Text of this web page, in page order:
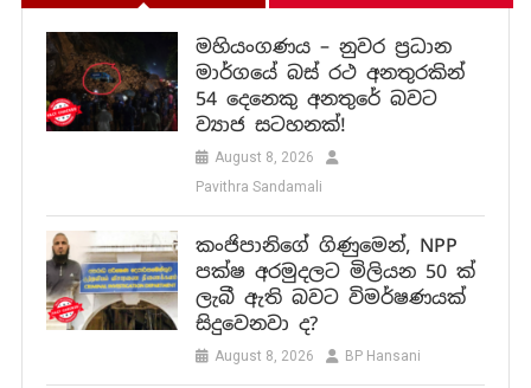
මහියංගණය – නුවර ප්‍රධාන
මාර්ගයේ බස් රථ අනතුරකින්
54 දෙනෙකු අනතුරේ බවට
ව්‍යාජ සටහනක්!
August 8, 2026
Pavithra Sandamali
කංජිපානිගේ ගිණුමෙන්, NPP
පක්ෂ අරමුදලට මිලියන 50 ක්
ලැබී ඇති බවට විමර්ෂණයක්
සිදුවෙනවා ද?
August 8, 2026 BP Hansani